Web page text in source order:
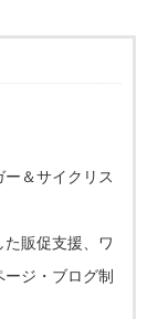
＆サイクリス
販促支援、ワ
ジ・ブログ制